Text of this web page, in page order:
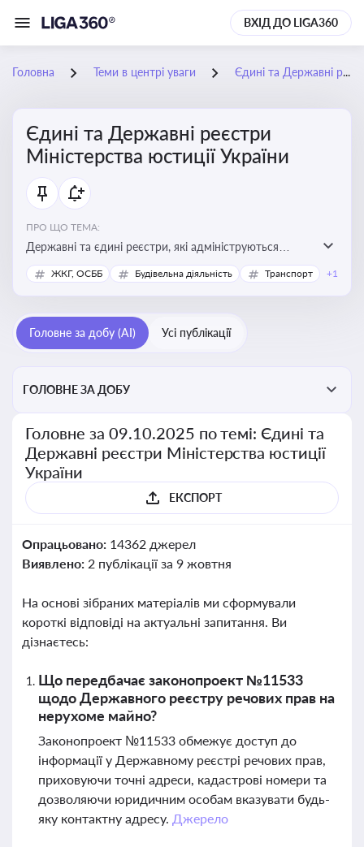
ВХІД ДО LIGA360
Головна Теми в центрі уваги Єдині та Державні реєстри Міністерства юстиції України
Єдині та Державні реєстри
Міністерства юстиції України
ПРО ЩО ТЕМА:
Державні та єдині реєстри, які адмініструються
Мінюстом України, і є ключовими інструментами для
юридичного захисту, ідентифікації прав, та
сімейних та майнових відносин
ЖКГ, ОСББ Будівельна діяльність Транспорт +1
Головне за добу (AI) Усі публікації
ГОЛОВНЕ ЗА ДОБУ
Головне за 09.10.2025 по темі: Єдині та
Державні реєстри Міністерства юстиції
України
ЕКСПОРТ
Опрацьовано: 14362 джерел
Виявлено: 2 публікації за 9 жовтня
На основі зібраних матеріалів ми сформували
короткі відповіді на актуальні запитання. Ви
дізнаєтесь:
Що передбачає законопроект №11533
щодо Державного реєстру речових прав на
нерухоме майно?
Законопроект №11533 обмежує доступ до
інформації у Державному реєстрі речових прав,
приховуючи точні адреси, кадастрові номери та
дозволяючи юридичним особам вказувати будь-
яку контактну адресу. Джерело